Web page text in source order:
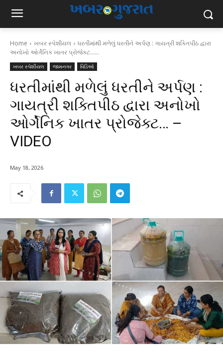
Home ખબર સ્પેશીયલ
ધરતીમાંથી મળેલું ધરતીને અર્પણ : ગાયત્રી શક્તિપીઠ દ્વારા
અનોખો ઓર્ગેનિક ખાતર પ્રોજેક્ટ......
ખબર સ્પેશીયલ જામનગર વિડિઓ
ધરતીમાંથી મળેલું ધરતીને અર્પણ :
ગાયત્રી શક્તિપીઠ દ્વારા અનોખો
ઓર્ગેનિક ખાતર પ્રોજેક્ટ… –
VIDEO
May 18, 2026